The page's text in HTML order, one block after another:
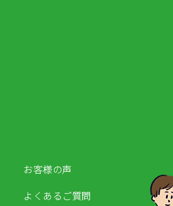
お客様の声
よくあるご質問